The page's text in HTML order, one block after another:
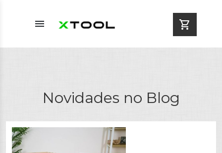
menu shopping_cart
Novidades no Blog